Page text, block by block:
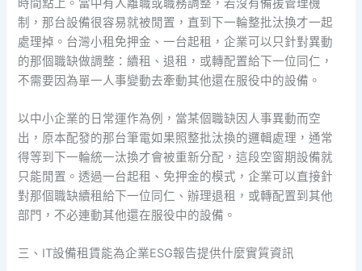
時間點上。當中有人離職或職務調整，若沒有備援管理機
制，那台設備很容易就被閒置，直到下一輪整批汰換才一起
處理掉。台灣小租免押金、一台起租，企業可以只針對異動
的那個職缺做調整：續租、退租，或轉配置給下一位同仁，
不需要因為單一人事變動去牽動其他還在服役中的設備。
以中小企業的日常運作為例，當某個職缺因人事異動而空
出，原本配發的那台筆電如果照整批汰換的邏輯處理，通常
得等到下一輪統一汰換才會被重新分配，這段空窗期設備就
只能閒置。透過一台起租、免押金的模式，企業可以直接針
對那個職缺續租給下一位同仁、辦理退租，或轉配置到其他
部門，不必連動其他還在服役中的設備。
三、IT設備租賃能為企業ESG報告提供什麼實質資訊